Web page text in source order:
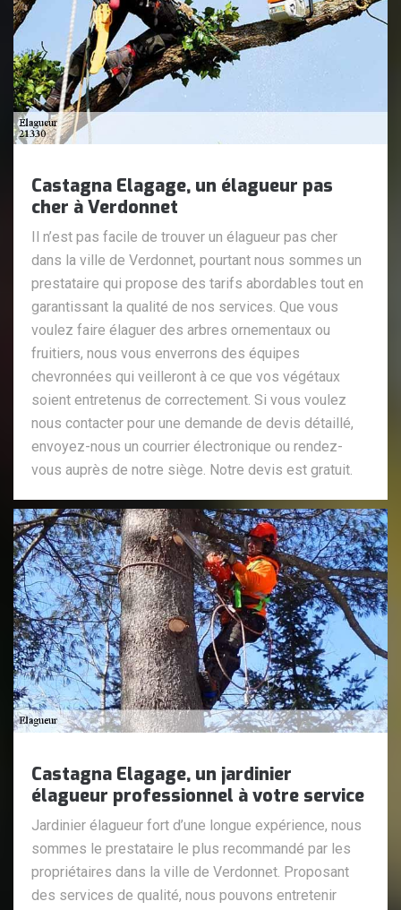
Castagna Elagage, un élagueur pas
cher à Verdonnet
Il n’est pas facile de trouver un élagueur pas cher
dans la ville de Verdonnet, pourtant nous sommes un
prestataire qui propose des tarifs abordables tout en
garantissant la qualité de nos services. Que vous
voulez faire élaguer des arbres ornementaux ou
fruitiers, nous vous enverrons des équipes
chevronnées qui veilleront à ce que vos végétaux
soient entretenus de correctement. Si vous voulez
nous contacter pour une demande de devis détaillé,
envoyez-nous un courrier électronique ou rendez-
vous auprès de notre siège. Notre devis est gratuit.
Castagna Elagage, un jardinier
élagueur professionnel à votre service
Jardinier élagueur fort d’une longue expérience, nous
sommes le prestataire le plus recommandé par les
propriétaires dans la ville de Verdonnet. Proposant
des services de qualité, nous pouvons entretenir